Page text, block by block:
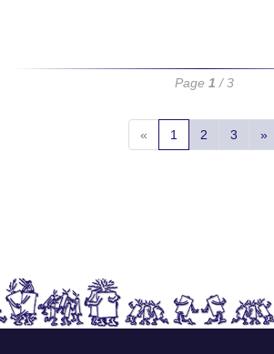
Page 1 / 3
« 1 2 3 »